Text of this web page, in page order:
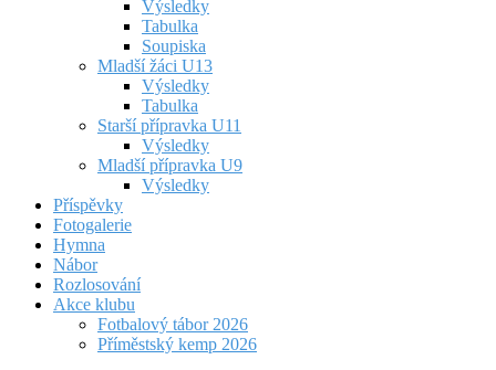
Výsledky
Tabulka
Soupiska
Mladší žáci U13
Výsledky
Tabulka
Starší přípravka U11
Výsledky
Mladší přípravka U9
Výsledky
Příspěvky
Fotogalerie
Hymna
Nábor
Rozlosování
Akce klubu
Fotbalový tábor 2026
Příměstský kemp 2026